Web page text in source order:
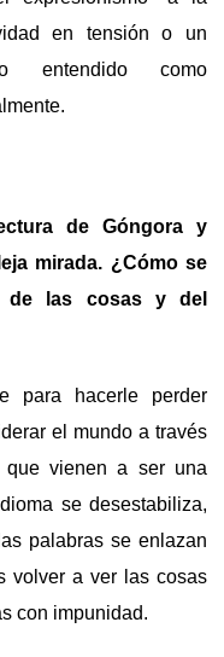
en tensión o un
entendido como
de Góngora y
mirada. ¿Cómo se
de las cosas y del
para hacerle perder
el mundo a través
que vienen a ser una
se desestabiliza,
palabras se enlazan
volver a ver las cosas
con impunidad.